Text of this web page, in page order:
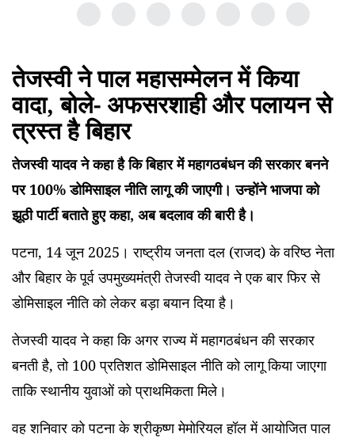
तेजस्वी ने पाल महासम्मेलन में किया
वादा, बोले- अफसरशाही और पलायन से
त्रस्त है बिहार
तेजस्वी यादव ने कहा है कि बिहार में महागठबंधन की सरकार बनने
पर 100% डोमिसाइल नीति लागू की जाएगी। उन्होंने भाजपा को
झूठी पार्टी बताते हुए कहा, अब बदलाव की बारी है।
पटना, 14 जून 2025। राष्ट्रीय जनता दल (राजद) के वरिष्ठ नेता
और बिहार के पूर्व उपमुख्यमंत्री तेजस्वी यादव ने एक बार फिर से
डोमिसाइल नीति को लेकर बड़ा बयान दिया है।
तेजस्वी यादव ने कहा कि अगर राज्य में महागठबंधन की सरकार
बनती है, तो 100 प्रतिशत डोमिसाइल नीति को लागू किया जाएगा
ताकि स्थानीय युवाओं को प्राथमिकता मिले।
वह शनिवार को पटना के श्रीकृष्ण मेमोरियल हॉल में आयोजित पाल